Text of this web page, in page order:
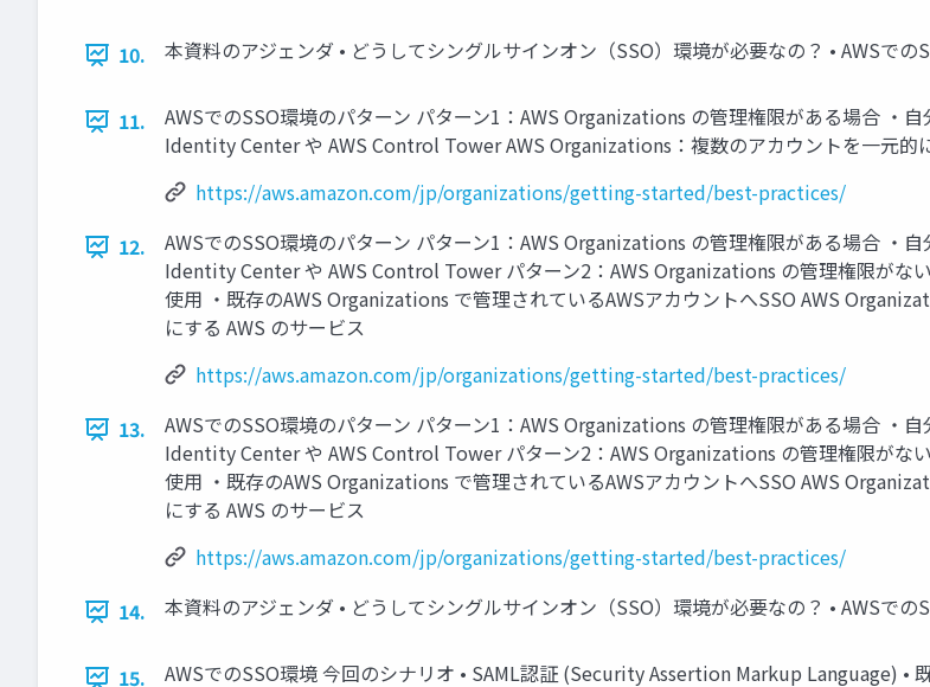
10. 本資料のアジェンダ • どうしてシングルサインオン（SSO）環境が必要なの？ • AWSでの
11.
AWSでのSSO環境のパターン パターン1：AWS Organizations の管理権限がある場合 ・
Identity Center や AWS Control Tower AWS Organizations：複数のアカウントを一元的
https://aws.amazon.com/jp/organizations/getting-started/best-practices/
12.
AWSでのSSO環境のパターン パターン1：AWS Organizations の管理権限がある場合 ・
Identity Center や AWS Control Tower パターン2：AWS Organizations の管理権限がな
使用 ・既存のAWS Organizations で管理されているAWSアカウントへSSO AWS
にする AWS のサービス
https://aws.amazon.com/jp/organizations/getting-started/best-practices/
13.
AWSでのSSO環境のパターン パターン1：AWS Organizations の管理権限がある場合 ・
Identity Center や AWS Control Tower パターン2：AWS Organizations の管理権限がな
使用 ・既存のAWS Organizations で管理されているAWSアカウントへSSO AWS
にする AWS のサービス
https://aws.amazon.com/jp/organizations/getting-started/best-practices/
14.
本資料のアジェンダ • どうしてシングルサインオン（SSO）環境が必要なの？ • AWSでの
15. AWSでのSSO環境 今回のシナリオ • SAML認証 (Security Assertion Markup Language) •